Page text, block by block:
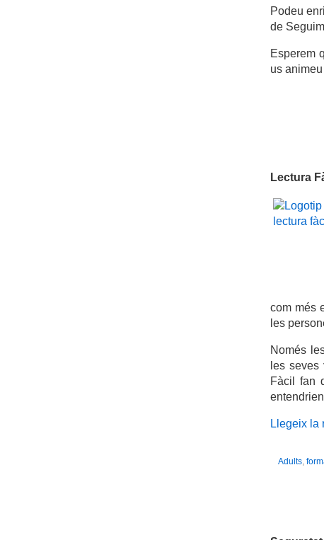
Podeu
de
Esperem
us
Lectura
com més
les
Només
les
Fàcil fan
Llegeix la
Adults,